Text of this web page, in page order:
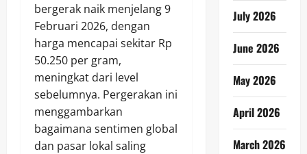
bergerak naik menjelang 9
Februari 2026, dengan
harga mencapai sekitar Rp
50.250 per gram,
meningkat dari level
sebelumnya. Pergerakan ini
menggambarkan
bagaimana sentimen global
dan pasar lokal saling
July 2026
June 2026
May 2026
April 2026
March 2026